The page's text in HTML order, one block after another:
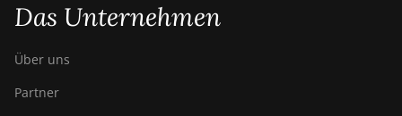
Das Unternehmen
Über uns
Partner